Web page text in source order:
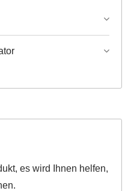
es wird Ihnen helfen,